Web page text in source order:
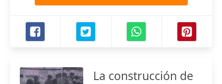
La construcción de